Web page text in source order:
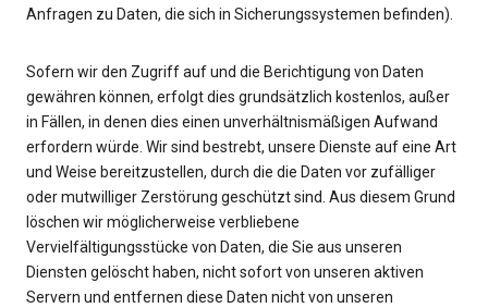
Anfragen zu Daten, die sich in Sicherungssystemen befinden).
Sofern wir den Zugriff auf und die Berichtigung von Daten
gewähren können, erfolgt dies grundsätzlich kostenlos, außer
in Fällen, in denen dies einen unverhältnismäßigen Aufwand
erfordern würde. Wir sind bestrebt, unsere Dienste auf eine Art
und Weise bereitzustellen, durch die die Daten vor zufälliger
oder mutwilliger Zerstörung geschützt sind. Aus diesem Grund
löschen wir möglicherweise verbliebene
Vervielfältigungsstücke von Daten, die Sie aus unseren
Diensten gelöscht haben, nicht sofort von unseren aktiven
Servern und entfernen diese Daten nicht von unseren